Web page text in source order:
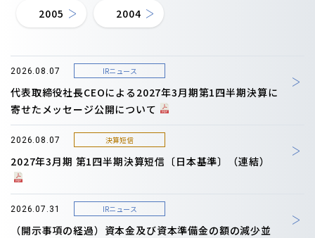
2005 2004
2026.08.07 IRニュース
代表取締役社長CEOによる2027年3月期第1四半期決算に
寄せたメッセージ公開について
2026.08.07 決算短信
2027年3月期 第1四半期決算短信〔日本基準〕（連結）
2026.07.31 IRニュース
（開示事項の経過）資本金及び資本準備金の額の減少並